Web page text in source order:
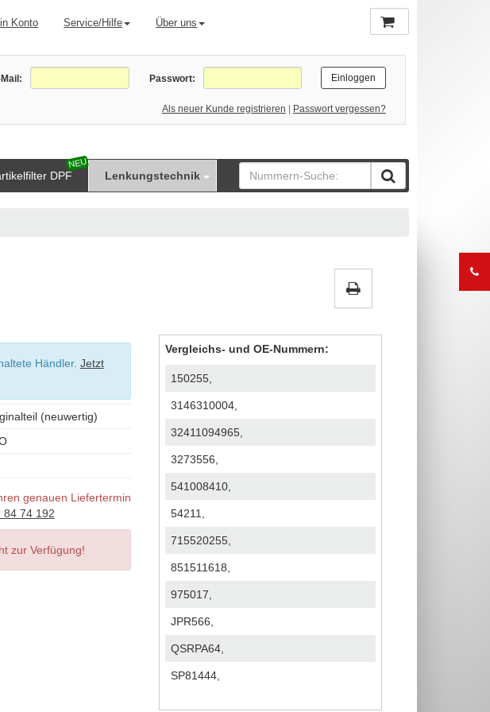
Konto Service/Hilfe Über uns
Mail: Passwort:
Als neuer Kunde registrieren Passwort vergessen?
DPF Lenkungstechnik
Händler. Jetzt
(neuwertig)
genauen Liefertermin
84 74 192
zur Verfügung!
Vergleichs- und OE-Nummern:
150255,
3146310004,
32411094965,
3273556,
541008410,
54211,
715520255,
851511618,
975017,
JPR566,
QSRPA64,
SP81444,